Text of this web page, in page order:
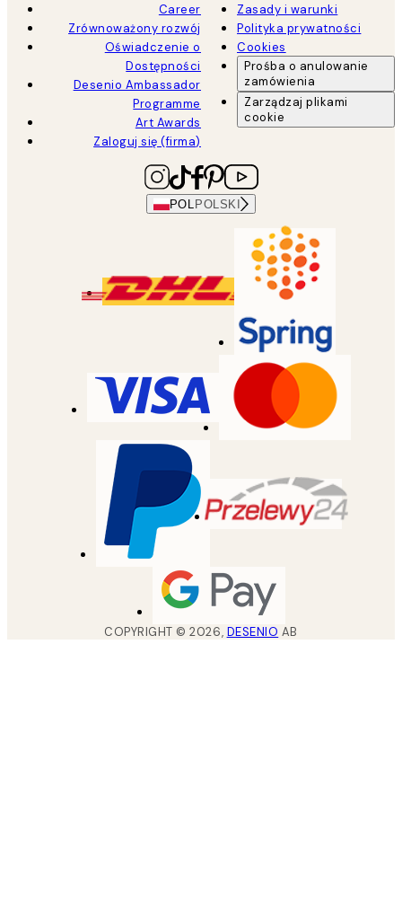
Career
Zrównoważony rozwój
Oświadczenie o
Dostępności
Desenio Ambassador
Programme
Art Awards
Zaloguj się (firma)
Zasady i warunki
Polityka prywatności
Cookies
Prośba o anulowanie
zamówienia
Zarządzaj plikami
cookie
POL POLSKI
COPYRIGHT ©2026, DESENIO AB